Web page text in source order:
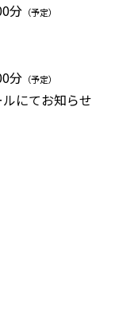
分 （予定）
分 （予定）
にてお知らせ